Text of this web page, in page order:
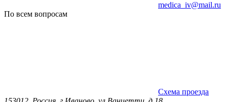
medica_iv@mail.ru
По всем вопросам
Схема проезда